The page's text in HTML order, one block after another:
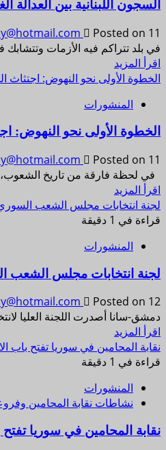
السجون اللبنانية بين العدالة
Posted on 11 شهر منذ
في بلد تتراكم فيه الأزمات وتتشابك
اقرأ المزيد
الخطوة الأولى نحو النهوض: اجتثاث
المنشورات
الخطوة الأولى نحو النهوض:
Posted on 11 شهر منذ
في لحظة فارقة من تاريخ الشعوب،
اقرأ المزيد
لجنة انتخابات مجلس الشعب السوري
قراءة في 1 دقيقة
المنشورات
لجنة انتخابات مجلس الشعب
Posted on 12 شهر منذ
دمشق-سانا أصدرت اللجنة العليا
اقرأ المزيد
نقابة المحامين في سوريا تفتح باب
قراءة في 1 دقيقة
المنشورات
نشاطات نقابة المحامين
نقابة المحامين في سوريا